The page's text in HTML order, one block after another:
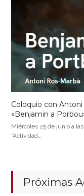
Coloquio con
«Benjamin a
Miércoles 25 de junio a
*Actividad…
Próximas